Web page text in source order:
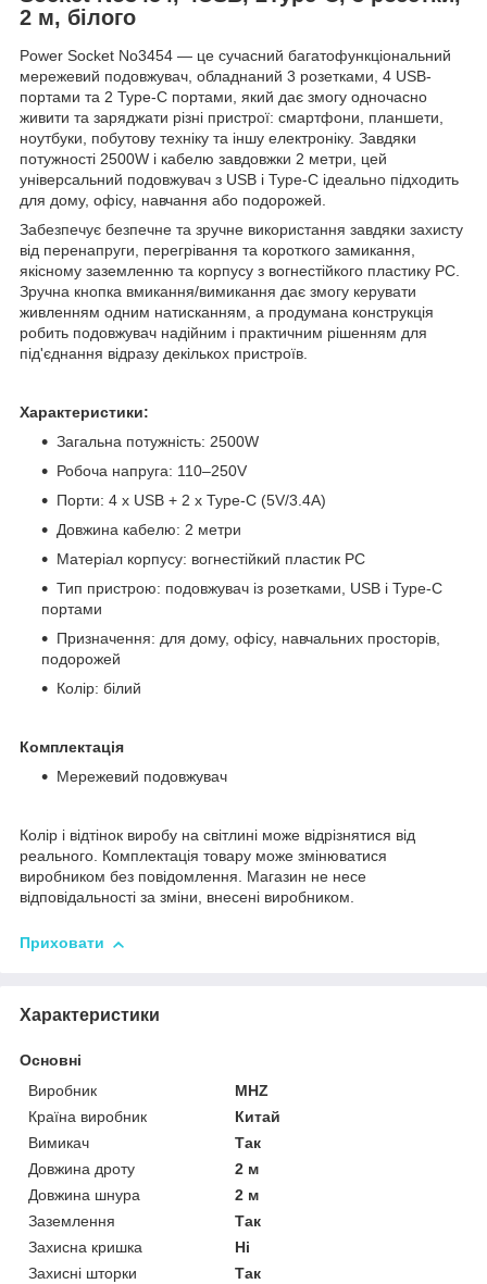
2 м, білого
Power Socket No3454 — це сучасний багатофункціональний
мережевий подовжувач, обладнаний 3 розетками, 4 USB-
портами та 2 Type-C портами, який дає змогу одночасно
живити та заряджати різні пристрої: смартфони, планшети,
ноутбуки, побутову техніку та іншу електроніку. Завдяки
потужності 2500W і кабелю завдовжки 2 метри, цей
універсальний подовжувач з USB і Type-C ідеально підходить
для дому, офісу, навчання або подорожей.
Забезпечує безпечне та зручне використання завдяки захисту
від перенапруги, перегрівання та короткого замикання,
якісному заземленню та корпусу з вогнестійкого пластику PC.
Зручна кнопка вмикання/вимикання дає змогу керувати
живленням одним натисканням, а продумана конструкція
робить подовжувач надійним і практичним рішенням для
під'єднання відразу декількох пристроїв.
Характеристики:
Загальна потужність: 2500W
Робоча напруга: 110–250V
Порти: 4 x USB + 2 x Type-C (5V/3.4A)
Довжина кабелю: 2 метри
Матеріал корпусу: вогнестійкий пластик PC
Тип пристрою: подовжувач із розетками, USB і Type-C
портами
Призначення: для дому, офісу, навчальних просторів,
подорожей
Колір: білий
Комплектація
Мережевий подовжувач
Колір і відтінок виробу на світлині може відрізнятися від
реального. Комплектація товару може змінюватися
виробником без повідомлення. Магазин не несе
відповідальності за зміни, внесені виробником.
Приховати
Характеристики
Основні
Виробник
MHZ
Країна виробник
Китай
Вимикач
Так
Довжина дроту
2 м
Довжина шнура
2 м
Заземлення
Так
Захисна кришка
Ні
Захисні шторки
Так